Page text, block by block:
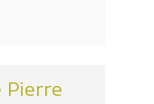
Pierre